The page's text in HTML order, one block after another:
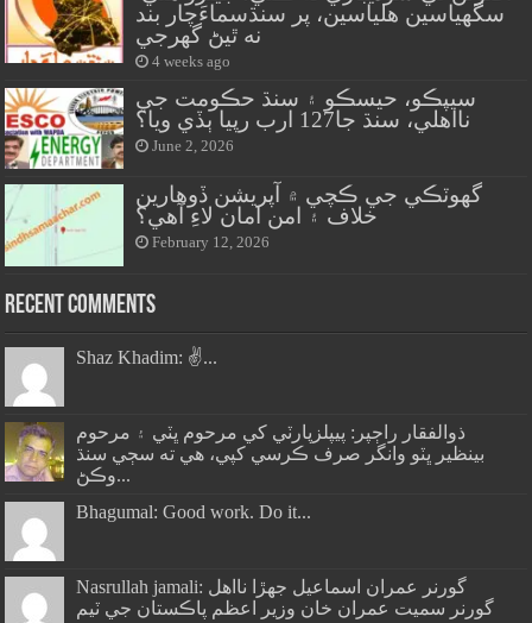
سگهياسين هلياسين، پر سنڌسماءَچار بند
نه ٿيڻ گهرجي
4 weeks ago
سيپڪو، حيسڪو ۽ سنڌ حڪومت جي
نااهلي، سنڌ جا127 ارب رپيا ٻڏي ويا؟
June 2, 2026
گهوٽڪي جي ڪچي ۾ آپريشن ڏوهارين
خلاف ۽ امن امان لاءِ آهي؟
February 12, 2026
Recent Comments
Shaz Khadim: ✌️...
ذوالفقار راڄپر: پيپلزپارٽي کي مرحوم ڀٽي ۽ مرحوم
بينظير ڀٽو وانگر صرف ڪرسي کپي، هي ته سڄي سنڌ
وڪڻ...
Bhagumal: Good work. Do it...
Nasrullah jamali: گورنر عمران اسماعيل جھڙا نااهل
گورنر سميت عمران خان وزير اعظم پاڪستان جي ٽيم